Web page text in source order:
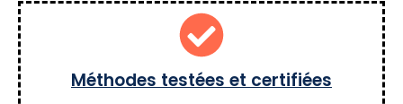
Méthodes testées et certifiées